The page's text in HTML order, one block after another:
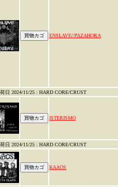
ENSLAVE//PAZAHORA
日 2024/11/25 : HARD CORE/CRUST
ISTERISMO
日 2024/11/25 : HARD CORE/CRUST
KAAOS